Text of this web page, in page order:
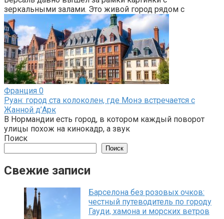
зеркальными залами. Это живой город рядом с
Франция 0
Руан: город ста колоколен, где Монэ встречается с
Жанной д’Арк
В Нормандии есть город, в котором каждый поворот
улицы похож на кинокадр, а звук
Поиск
Поиск
Свежие записи
Барселона без розовых очков:
честный путеводитель по городу
Гауди, хамона и морских ветров